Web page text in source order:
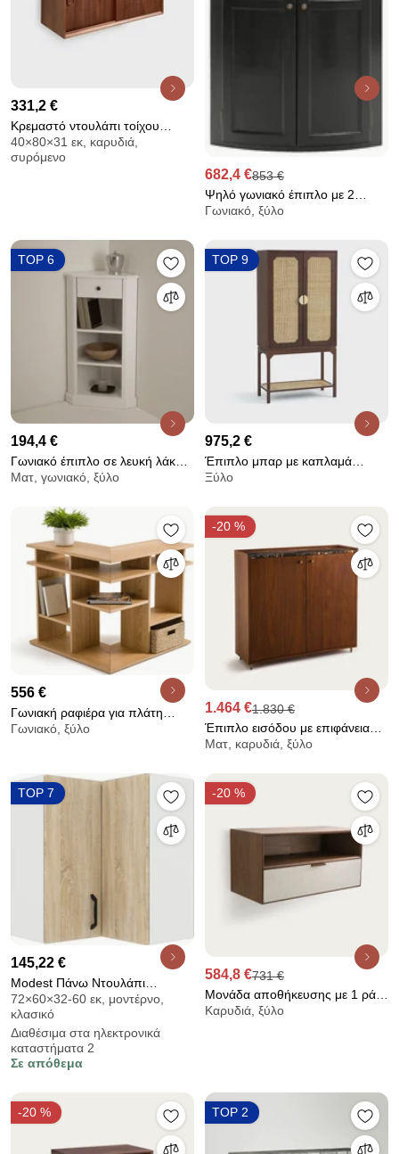
331,2 €
Κρεμαστό ντουλάπι τοίχου
vintage, επένδυση καρυδιάς,
QUILDA
40×80×31 εκ, καρυδιά,
συρόμενο
682,4 €853 €
Ψηλό γωνιακό έπιπλο με 2
πόρτες, Pile
Γωνιακό, ξύλο
TOP 6
194,4 €
Γωνιακό έπιπλο σε λευκή λάκα,
Authentic Style
Ματ, γωνιακό, ξύλο
TOP 9
975,2 €
Έπιπλο μπαρ με καπλαμά
καρυδιάς και ψάθα, Jadou
Ξύλο
556 €
Γωνιακή ραφιέρα για πλάτη
καναπέ, Abac
Γωνιακό, ξύλο
-20 %
1.464 €1.830 €
Έπιπλο εισόδου με επιφάνεια
από μάρμαρο Noham
Ματ, καρυδιά, ξύλο
TOP 7
145,22 €
Modest Πάνω Ντουλάπι
Γωνιακό Σονόμα 60-
60x32x72cm
72×60×32-60 εκ, μοντέρνο,
κλασικό
Διαθέσιμα στα ηλεκτρονικά
καταστήματα 2
Σε απόθεμα
-20 %
584,8 €731 €
Μονάδα αποθήκευσης με 1 ράφι
και 1 συρτάρι – καρυδιά και
Καρυδιά, ξύλο
-20 % TOP 2